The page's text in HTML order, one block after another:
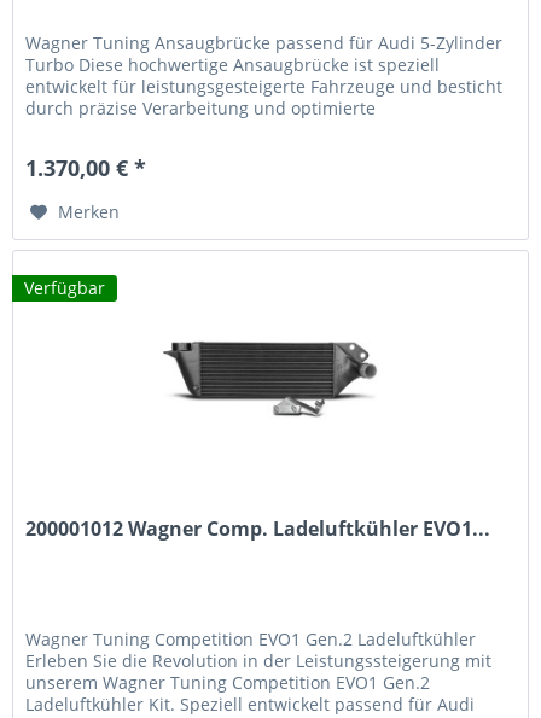
Wagner Tuning Ansaugbrücke passend für Audi 5-Zylinder
Turbo Diese hochwertige Ansaugbrücke ist speziell
entwickelt für leistungsgesteigerte Fahrzeuge und besticht
durch präzise Verarbeitung und optimierte
1.370,00 € *
Merken
Verfügbar
200001012 Wagner Comp. Ladeluftkühler EVO1...
Wagner Tuning Competition EVO1 Gen.2 Ladeluftkühler
Erleben Sie die Revolution in der Leistungssteigerung mit
unserem Wagner Tuning Competition EVO1 Gen.2
Ladeluftkühler Kit. Speziell entwickelt passend für Audi